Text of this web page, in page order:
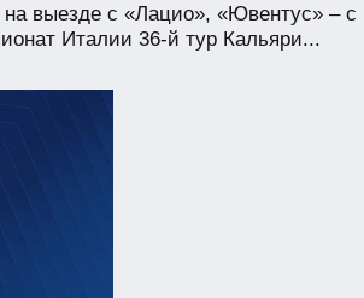
выезде с «Лацио», «Ювентус» – с
Италии 36-й тур Кальяри...